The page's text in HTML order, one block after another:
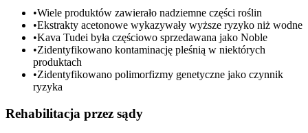
•Wiele produktów zawierało nadziemne części roślin
•Ekstrakty acetonowe wykazywały wyższe ryzyko niż wodne
•Kava Tudei była częściowo sprzedawana jako Noble
•Zidentyfikowano kontaminację pleśnią w niektórych
produktach
•Zidentyfikowano polimorfizmy genetyczne jako czynnik
ryzyka
Rehabilitacja przez sądy